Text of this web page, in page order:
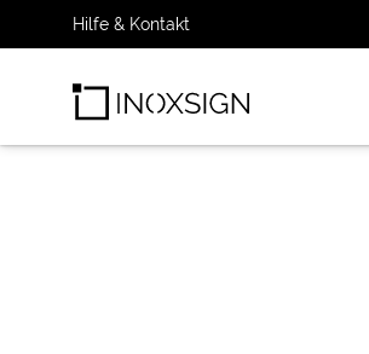
Hilfe & Kontakt